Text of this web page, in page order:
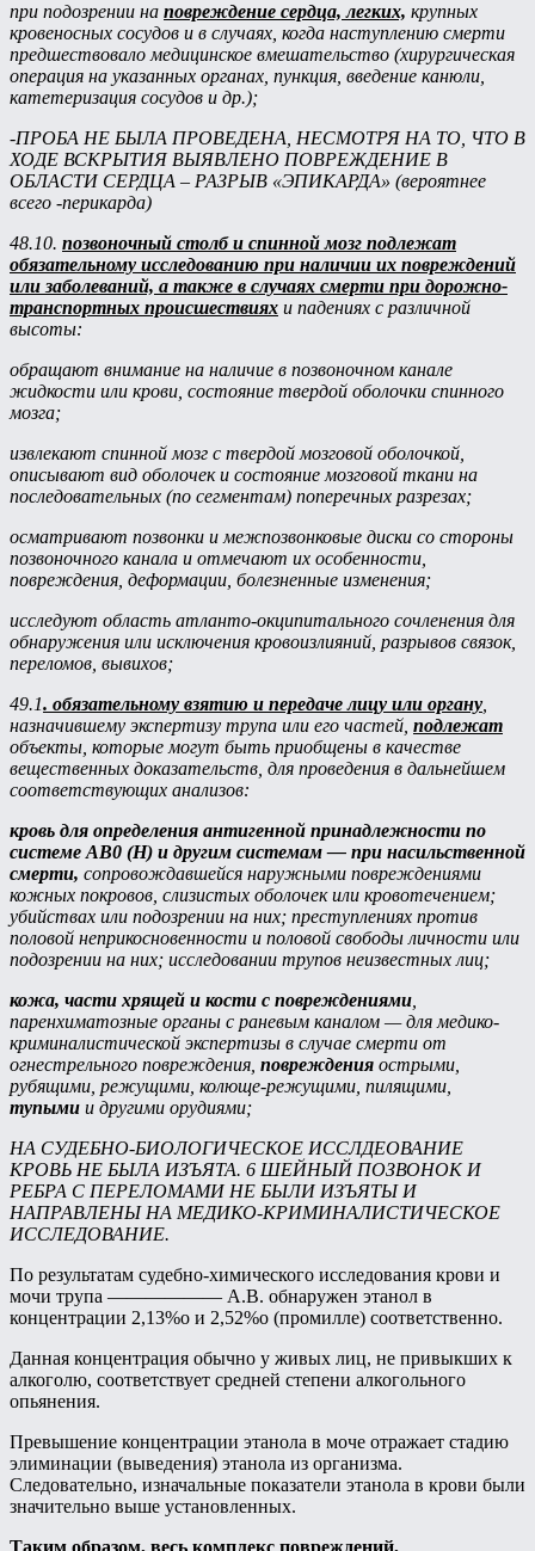
при подозрении на повреждение сердца, легких, крупных
кровеносных сосудов и в случаях, когда наступлению смерти
предшествовало медицинское вмешательство (хирургическая
операция на указанных органах, пункция, введение канюли,
катетеризация сосудов и др.);
-ПРОБА НЕ БЫЛА ПРОВЕДЕНА, НЕСМОТРЯ НА ТО, ЧТО В
ХОДЕ ВСКРЫТИЯ ВЫЯВЛЕНО ПОВРЕЖДЕНИЕ В
ОБЛАСТИ СЕРДЦА – РАЗРЫВ «ЭПИКАРДА» (вероятнее
всего -перикарда)
48.10. позвоночный столб и спинной мозг подлежат
обязательному исследованию при наличии их повреждений
или заболеваний, а также в случаях смерти при дорожно-
транспортных происшествиях и падениях с различной
высоты:
обращают внимание на наличие в позвоночном канале
жидкости или крови, состояние твердой оболочки спинного
мозга;
извлекают спинной мозг с твердой мозговой оболочкой,
описывают вид оболочек и состояние мозговой ткани на
последовательных (по сегментам) поперечных разрезах;
осматривают позвонки и межпозвонковые диски со стороны
позвоночного канала и отмечают их особенности,
повреждения, деформации, болезненные изменения;
исследуют область атланто-окципитального сочленения для
обнаружения или исключения кровоизлияний, разрывов связок,
переломов, вывихов;
49.1. обязательному взятию и передаче лицу или органу
назначившему экспертизу трупа или его частей, подлежат
объекты, которые могут быть приобщены в качестве
вещественных доказательств, для проведения в дальнейшем
соответствующих анализов:
кровь для определения антигенной принадлежности по
системе AB0 (H) и другим системам — при насильственной
смерти, сопровождавшейся наружными повреждениями
кожных покровов, слизистых оболочек или кровотечением;
убийствах или подозрении на них; преступлениях против
половой неприкосновенности и половой свободы личности или
подозрении на них; исследовании трупов неизвестных лиц;
кожа, части хрящей и кости с повреждениями
паренхиматозные органы с раневым каналом — для медико-
криминалистической экспертизы в случае смерти от
огнестрельного повреждения, повреждения острыми,
рубящими, режущими, колюще-режущими, пилящими,
тупыми и другими орудиями;
НА СУДЕБНО-БИОЛОГИЧЕСКОЕ ИССЛДЕОВАНИЕ
КРОВЬ НЕ БЫЛА ИЗЪЯТА. 6 ШЕЙНЫЙ ПОЗВОНОК И
РЕБРА С ПЕРЕЛОМАМИ НЕ БЫЛИ ИЗЪЯТЫ И
НАПРАВЛЕНЫ НА МЕДИКО-КРИМИНАЛИСТИЧЕСКОЕ
ИССЛЕДОВАНИЕ.
По результатам судебно-химического исследования крови и
мочи трупа —————— А.В. обнаружен этанол в
концентрации 2,13%о и 2,52%о (промилле) соответственно.
Данная концентрация обычно у живых лиц, не привыкших к
алкоголю, соответствует средней степени алкогольного
опьянения.
Превышение концентрации этанола в моче отражает стадию
элиминации (выведения) этанола из организма.
Следовательно, изначальные показатели этанола в крови были
значительно выше установленных.
Таким образом, весь комплекс повреждений,